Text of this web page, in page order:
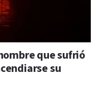
que sufrió
su